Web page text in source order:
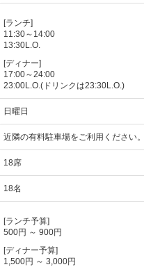
[ランチ]
11:30～14:00
13:30L.O.
[ディナー]
17:00～24:00
23:00L.O.(ドリンクは23:30L.O.)
日曜日
近隣の有料駐車場をご利用ください。
18席
18名
[ランチ予算]
500円 ～ 900円
[ディナー予算]
1,500円 ～ 3,000円